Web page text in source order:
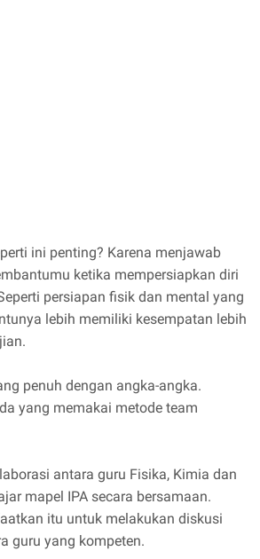
ini penting? Karena menjawab
ketika mempersiapkan diri
persiapan fisik dan mental yang
lebih memiliki kesempatan lebih
penuh dengan angka-angka.
yang memakai metode team
antara guru Fisika, Kimia dan
mapel IPA secara bersamaan.
itu untuk melakukan diskusi
guru yang kompeten.